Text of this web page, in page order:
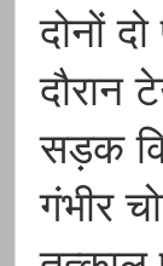
दोनों
दौरान
सड़क
गंभीर